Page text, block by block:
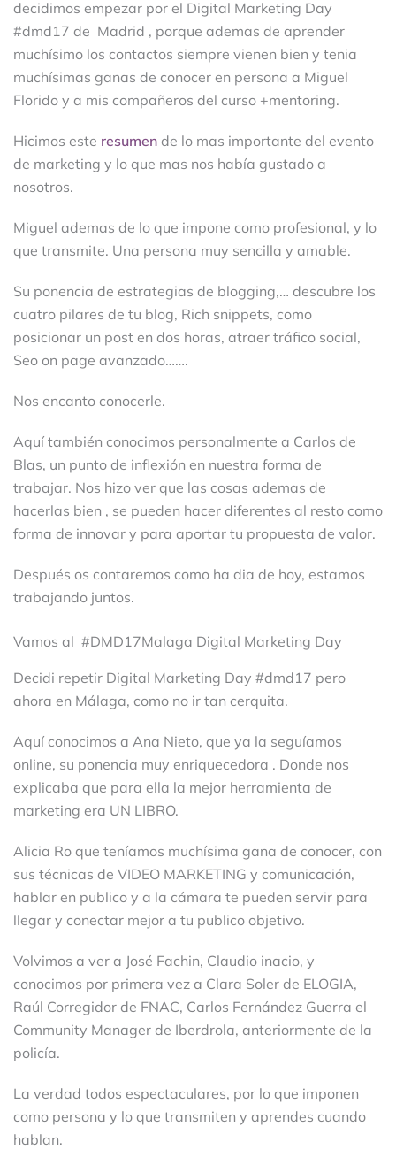
decidimos empezar por el Digital Marketing Day
#dmd17 de Madrid , porque ademas de aprender
muchísimo los contactos siempre vienen bien y tenia
muchísimas ganas de conocer en persona a Miguel
Florido y a mis compañeros del curso +mentoring.
Hicimos este resumen de lo mas importante del evento
de marketing y lo que mas nos había gustado a
nosotros.
Miguel ademas de lo que impone como profesional, y lo
que transmite. Una persona muy sencilla y amable.
Su ponencia de estrategias de blogging,… descubre los
cuatro pilares de tu blog, Rich snippets, como
posicionar un post en dos horas, atraer tráfico social,
Seo on page avanzado…….
Nos encanto conocerle.
Aquí también conocimos personalmente a Carlos de
Blas, un punto de inflexión en nuestra forma de
trabajar. Nos hizo ver que las cosas ademas de
hacerlas bien , se pueden hacer diferentes al resto como
forma de innovar y para aportar tu propuesta de valor.
Después os contaremos como ha dia de hoy, estamos
trabajando juntos.
Vamos al #DMD17Malaga Digital Marketing Day
Decidi repetir Digital Marketing Day #dmd17 pero
ahora en Málaga, como no ir tan cerquita.
Aquí conocimos a Ana Nieto, que ya la seguíamos
online, su ponencia muy enriquecedora . Donde nos
explicaba que para ella la mejor herramienta de
marketing era UN LIBRO.
Alicia Ro que teníamos muchísima gana de conocer, con
sus técnicas de VIDEO MARKETING y comunicación,
hablar en publico y a la cámara te pueden servir para
llegar y conectar mejor a tu publico objetivo.
Volvimos a ver a José Fachin, Claudio inacio, y
conocimos por primera vez a Clara Soler de ELOGIA,
Raúl Corregidor de FNAC, Carlos Fernández Guerra el
Community Manager de Iberdrola, anteriormente de la
policía.
La verdad todos espectaculares, por lo que imponen
como persona y lo que transmiten y aprendes cuando
hablan.